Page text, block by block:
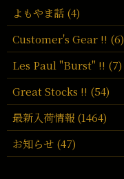
よもやま話 (4)
Customer's Gear !! (6)
Les Paul "Burst" !! (7)
Great Stocks !! (54)
最新入荷情報 (1464)
お知らせ (47)